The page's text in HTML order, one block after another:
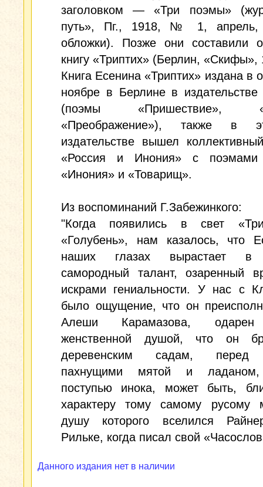
заголовком — «Три поэмы»
путь», Пг., 1918, № 1, апрель,
обложки). Позже они составили
книгу «Триптих» (Берлин, «Скифы»,
Книга Есенина «Триптих» издана в
ноябре в Берлине в
(поэмы «Пришествие»,
«Преображение»), также в
издательстве вышел
«Россия и Инония» с поэмами
«Инония» и «Товарищ».
Из воспоминаний Г.Забежинкого:
"Когда появились в свет
«Голубень», нам казалось, что
наших глазах вырастает в
самородный талант, озаренный
искрами гениальности. У нас с
было ощущение, что он
Алеши Карамазова, одарен
женственной душой, что он
деревенским садам, перед
пахнущими мятой и
поступью инока, может быть,
характеру тому самому русому
душу которого вселился
Рильке, когда писал свой
Данного издания нет в наличии